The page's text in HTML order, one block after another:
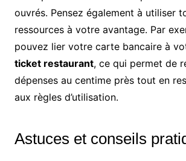
ouvrés. Pensez également à utiliser
ressources à votre avantage. Par
pouvez lier votre carte bancaire à
ticket restaurant, ce qui permet de
dépenses au centime près tout en
aux règles d’utilisation.
Astuces et conseils